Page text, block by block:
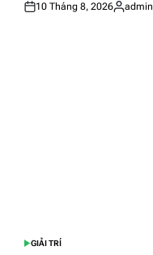
Posted
10 Tháng 8, 2026
Posted
admin
POSTED
GIẢI TRÍ